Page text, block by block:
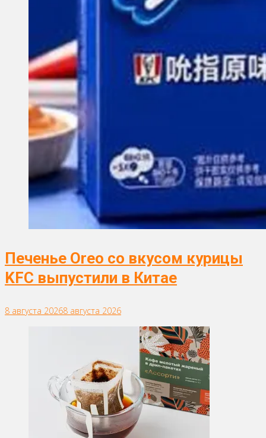
Печенье Oreo со вкусом курицы
KFC выпустили в Китае
8 августа 20268 августа 2026